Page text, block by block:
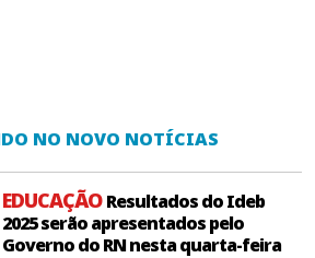
NO NOVO NOTÍCIAS
EDUCAÇÃOResultados do Ideb
2025 serão apresentados pelo
Governo do RN nesta quarta-feira